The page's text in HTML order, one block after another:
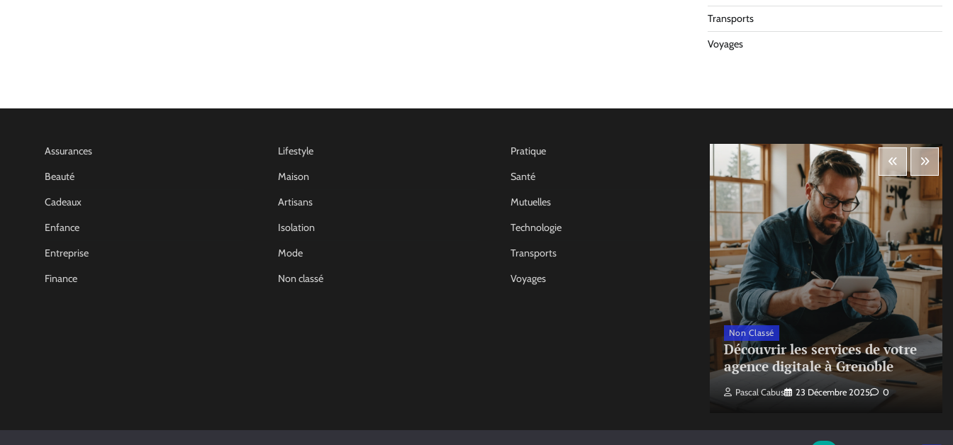
Transports
Voyages
Assurances
Beauté
Cadeaux
Enfance
Entreprise
Finance
Lifestyle
Maison
Artisans
Isolation
Mode
Non classé
Pratique
Santé
Mutuelles
Technologie
Transports
Voyages
Non Classé
Découvrir les services de votre
agence digitale à Grenoble
Pascal Cabus 23 Décembre 2025 0